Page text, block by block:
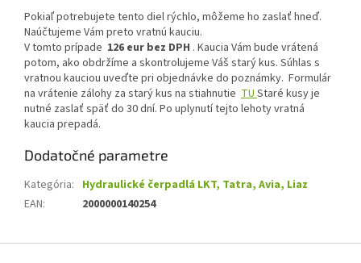
Pokiaľ potrebujete tento diel rýchlo, môžeme ho zaslať hneď.
Naúčtujeme Vám preto vratnú kauciu.
V tomto prípade 126 eur bez DPH . Kaucia Vám bude vrátená
potom, ako obdržíme a skontrolujeme Váš starý kus. Súhlas s
vratnou kauciou uveďte pri objednávke do poznámky. Formulár
na vrátenie zálohy za starý kus na stiahnutie TUStaré kusy je
nutné zaslať späť do 30 dní. Po uplynutí tejto lehoty vratná
kaucia prepadá.
Dodatočné parametre
Kategória: Hydraulické čerpadlá LKT, Tatra, Avia, Liaz
EAN: 2000000140254